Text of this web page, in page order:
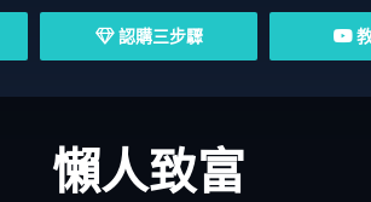
認購三步驟
懶人致富